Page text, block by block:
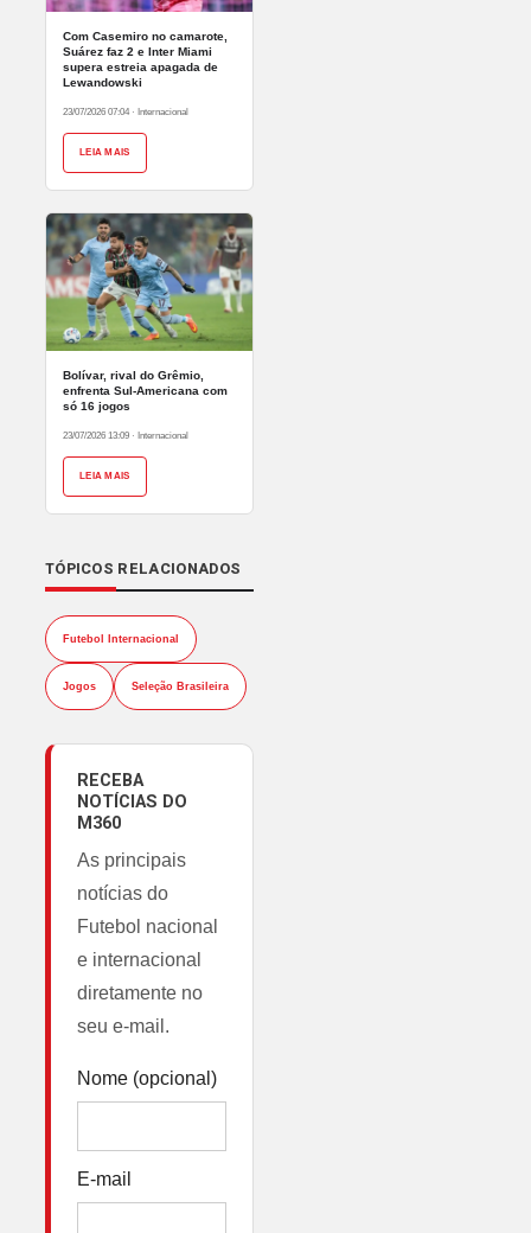
Com Casemiro no camarote,
Suárez faz 2 e Inter Miami
supera estreia apagada de
Lewandowski
23/07/2026 07:04 · Internacional
LEIA MAIS
Bolívar, rival do Grêmio,
enfrenta Sul-Americana com
só 16 jogos
23/07/2026 13:09 · Internacional
LEIA MAIS
TÓPICOS RELACIONADOS
Futebol Internacional
Jogos Seleção Brasileira
RECEBA
NOTÍCIAS DO
M360
As principais
notícias do
Futebol nacional
e internacional
diretamente no
seu e-mail.
Nome (opcional)
E-mail